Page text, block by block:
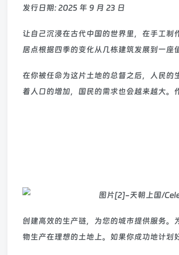
发行日期: 2025 年 9 月 23 日
让自己沉浸在古代中国的世界里，在手工
居点根据四季的变化从几栋建筑发展到一座
在你被任命为这片土地的总督之后，人民
着人口的增加，国民的需求也会越来越大。
创建高效的生产链，为您的城市提供服务
物生产在理想的土地上。如果你成功地计划